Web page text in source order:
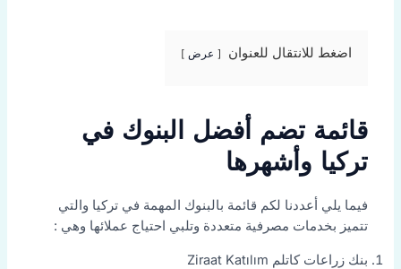
اضغط للانتقال للعنوان عرض
قائمة تضم أفضل البنوك في
تركيا وأشهرها
فيما يلي أعددنا لكم قائمة بالبنوك المهمة في تركيا والتي
تتميز بخدمات مصرفية متعددة وتلبي احتياج عملائها وهي :
بنك زراعات كاتلم Ziraat Katılım